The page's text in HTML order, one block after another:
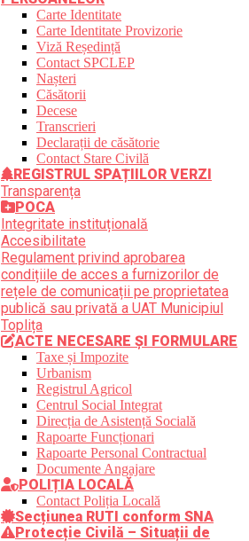
Carte Identitate
Carte Identitate Provizorie
Viză Reședință
Contact SPCLEP
Nașteri
Căsătorii
Decese
Transcrieri
Declarații de căsătorie
Contact Stare Civilă
REGISTRUL SPAȚIILOR VERZI
Transparența
POCA
Integritate instituțională
Accesibilitate
Regulament privind aprobarea
condițiile de acces a furnizorilor de
rețele de comunicații pe proprietatea
publică sau privată a UAT Municipiul
Toplița
ACTE NECESARE ȘI FORMULARE
Taxe și Impozite
Urbanism
Registrul Agricol
Centrul Social Integrat
Direcția de Asistență Socială
Rapoarte Funcționari
Rapoarte Personal Contractual
Documente Angajare
POLIȚIA LOCALĂ
Contact Poliția Locală
Secțiunea RUTI conform SNA
Protecție Civilă – Situații de